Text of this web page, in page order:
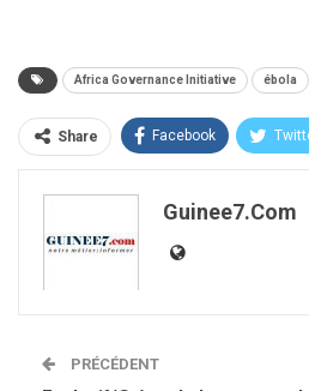
Africa Governance Initiative ébola
Share Facebook
Guinee7.com
PRÉCÉDENT